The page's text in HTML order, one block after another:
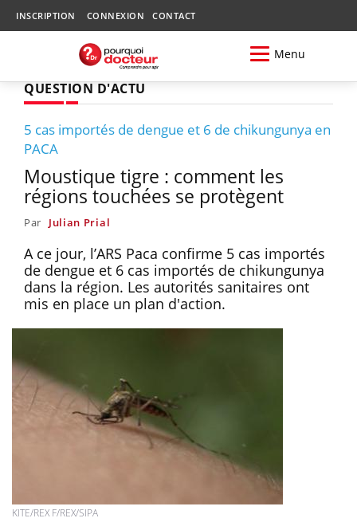
INSCRIPTION CONNEXION CONTACT
Menu
QUESTION D'ACTU
5 cas importés de dengue et 6 de chikungunya en
PACA
Moustique tigre : comment les
régions touchées se protègent
Par Julian Prial
A ce jour, l’ARS Paca confirme 5 cas importés
de dengue et 6 cas importés de chikungunya
dans la région. Les autorités sanitaires ont
mis en place un plan d'action.
KITE/REX F/REX/SIPA